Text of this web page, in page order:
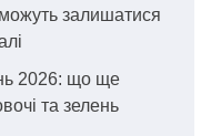
можуть залишатися
2026: що ще
та зелень